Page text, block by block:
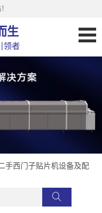
生
领者
手西门子贴片机设备及配